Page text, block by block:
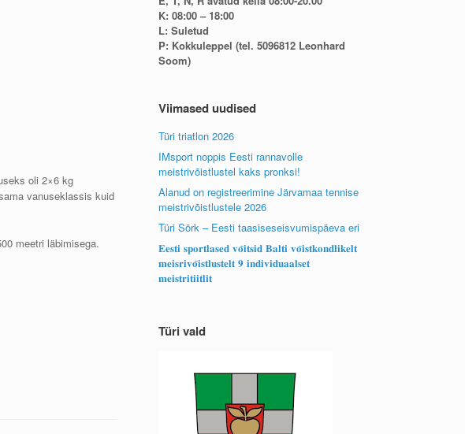
oli 2×6 kg
vanuseklassis kuid
meetri läbimisega.
K: 08:00 – 18:00
L: Suletud
P: Kokkuleppel (tel. 5096812 Leonhard
Soom)
Viimased uudised
Türi triatlon 2026
IMsport noppis Eesti rannavolle
meistrivõistlustel kaks pronksi!
Alanud on registreerimine Järvamaa tennise
meistrivõistlustele 2026
Türi Sörk – Eesti taasiseseisvumispäeva eri
𝐄𝐞𝐬𝐭𝐢 𝐬𝐩𝐨𝐫𝐭𝐥𝐚𝐬𝐞𝐝 𝐯𝐨̃𝐢𝐭𝐬𝐢𝐝 𝐁𝐚𝐥𝐭𝐢 𝐯𝐨̃𝐢𝐬𝐭𝐤𝐨𝐧𝐝𝐥𝐢𝐤𝐞𝐥𝐭
𝐦𝐞𝐢𝐬𝐫𝐢𝐯𝐨̃𝐢𝐬𝐭𝐥𝐮𝐬𝐭𝐞𝐥𝐭 𝟗 𝐢𝐧𝐝𝐢𝐯𝐢𝐝𝐮𝐚𝐚𝐥𝐬𝐞𝐭
𝐦𝐞𝐢𝐬𝐭𝐫𝐢𝐭𝐢𝐢𝐭𝐥𝐢𝐭
Türi vald